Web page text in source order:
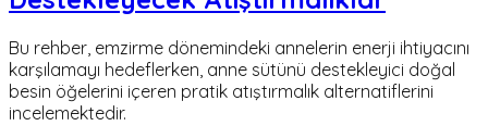
Bu rehber, emzirme dönemindeki annelerin enerji ihtiyacını
karşılamayı hedeflerken, anne sütünü destekleyici doğal
besin öğelerini içeren pratik atıştırmalık alternatiflerini
incelemektedir.